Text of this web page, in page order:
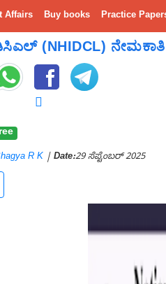
Affairs Buy books Practice
(NHIDCL) ನೇಮಕಾತಿ
R K | Date:29 ಸೆಪ್ಟೆಂಬರ್ 2025